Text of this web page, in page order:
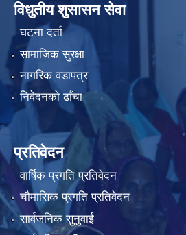
विधुतीय शुसासन सेवा
घटना दर्ता
सामाजिक सुरक्षा
नागरिक वडापत्र
निवेदनको ढाँचा
प्रतिवेदन
वार्षिक प्रगति प्रतिवेदन
चौमासिक प्रगति प्रतिवेदन
सार्वजनिक सुनुवाई